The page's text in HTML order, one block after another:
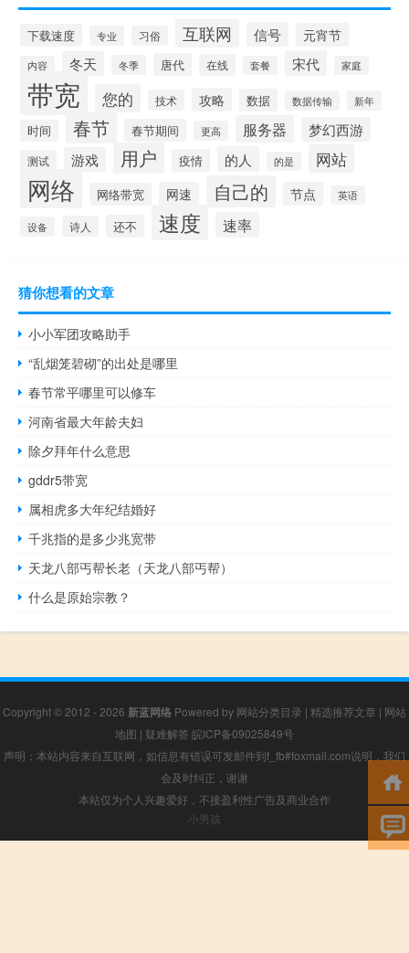
下载速度 专业 习俗 互联网 信号 元宵节
内容 冬天 冬季 唐代 在线 套餐 宋代 家庭
带宽 您的 技术 攻略 数据 数据传输 新年
时间 春节 春节期间 更高 服务器 梦幻西游
测试 游戏 用户 疫情 的人 的是 网站
网络 网络带宽 网速 自己的 节点 英语
设备 诗人 还不 速度 速率
猜你想看的文章
小小军团攻略助手
“乱烟笼碧砌”的出处是哪里
春节常平哪里可以修车
河南省最大年龄夫妇
除夕拜年什么意思
gddr5带宽
属相虎多大年纪结婚好
千兆指的是多少兆宽带
天龙八部丐帮长老（天龙八部丐帮）
什么是原始宗教？
Copyright © 2012 - 2026 新蓝网络 Powered by 网站分类目录 | 精选推荐文章 | 网站
地图 | 疑难解答 皖ICP备09025849号
声明：本站内容来自互联网，如信息有错误可发邮件到f_fb#foxmail.com说明，我们
会及时纠正，谢谢
本站仅为个人兴趣爱好，不接盈利性广告及商业合作
小男孩